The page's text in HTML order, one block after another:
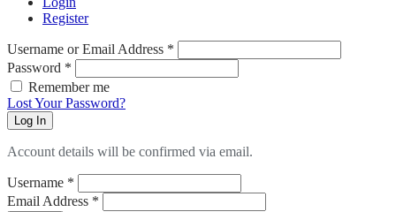
Register
Username or Email Address *
Password *
Remember me
Lost Your Password?
Log In
Account details will be confirmed via email.
Username *
Email Address *